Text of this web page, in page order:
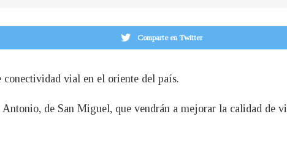
Comparte en Twitter
vial en el oriente del país.
de San Miguel, que vendrán a mejorar la calidad de